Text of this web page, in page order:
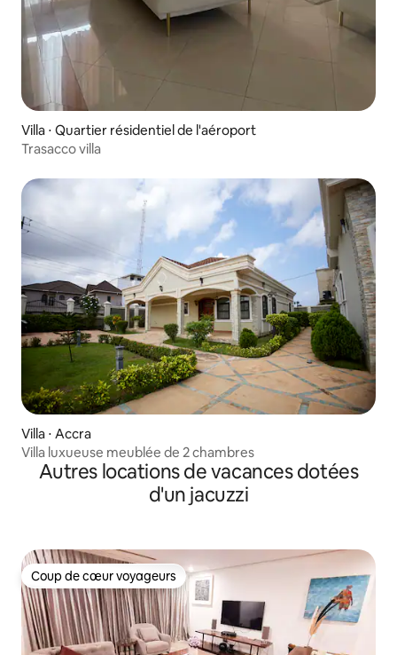
Villa ⋅ Quartier résidentiel de l'aéroport
Trasacco villa
Villa ⋅ Accra
Villa luxueuse meublée de 2 chambres
Autres locations de vacances dotées
d'un jacuzzi
Coup de cœur voyageurs
Coup de cœur voyageurs